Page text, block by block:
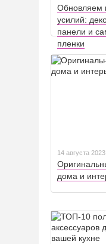
Обновляем
усилий:
панели и
пленки
14 августа 2023
дома и